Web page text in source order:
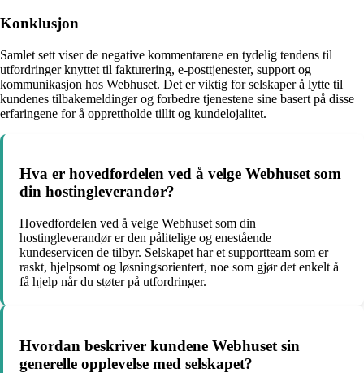
Konklusjon
Samlet sett viser de negative kommentarene en tydelig tendens til
utfordringer knyttet til fakturering, e-posttjenester, support og
kommunikasjon hos Webhuset. Det er viktig for selskaper å lytte til
kundenes tilbakemeldinger og forbedre tjenestene sine basert på disse
erfaringene for å opprettholde tillit og kundelojalitet.
Hva er hovedfordelen ved å velge Webhuset som
din hostingleverandør?
Hovedfordelen ved å velge Webhuset som din
hostingleverandør er den pålitelige og enestående
kundeservicen de tilbyr. Selskapet har et supportteam som er
raskt, hjelpsomt og løsningsorientert, noe som gjør det enkelt å
få hjelp når du støter på utfordringer.
Hvordan beskriver kundene Webhuset sin
generelle opplevelse med selskapet?